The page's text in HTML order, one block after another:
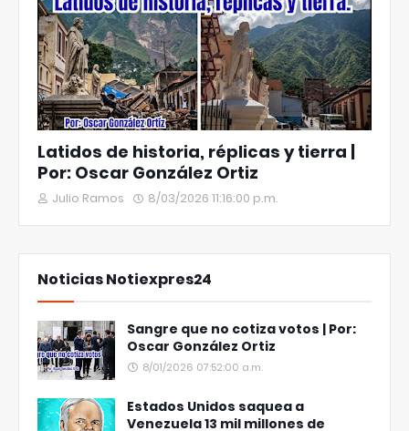
Latidos de historia, réplicas y tierra |
Por: Oscar González Ortiz
Julio Ramos 8/03/2026 11:16:00 p.m.
Noticias Notiexpres24
Sangre que no cotiza votos | Por:
Oscar González Ortiz
8/01/2026 07:52:00 a.m.
Estados Unidos saquea a
Venezuela 13 mil millones de